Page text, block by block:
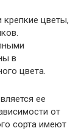
цветы,
в
цвета.
ее
от
сорта имеют